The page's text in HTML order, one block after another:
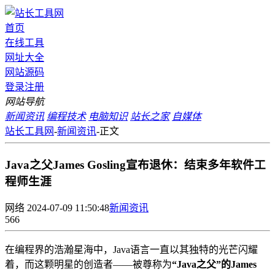
首页
在线工具
网址大全
网站源码
登录注册
网站导航
新闻资讯 编程技术 电脑知识 站长之家 自媒体
站长工具网-新闻资讯-正文
Java之父James Gosling宣布退休：结束多年软件工
程师生涯
网络 2024-07-09 11:50:48新闻资讯
566
在编程界的浩瀚星海中，Java语言一直以其独特的光芒闪耀
着，而这颗明星的创造者——被尊称为“Java之父”的James